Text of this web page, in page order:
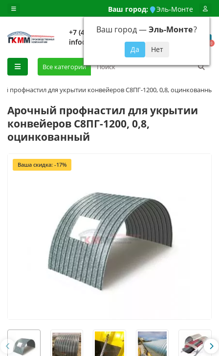
Ваш город: Эль-Монте
Ваш город —Эль-Монте?
+7 (499) 648-92-94
info@evroshtaketnikmoskva.ru
0
Все категории
профнастил для укрытии конвейеров С8ПГ-1200, 0,8, оцинкованный
Арочный профнастил для укрытии
конвейеров С8ПГ-1200, 0,8,
оцинкованный
Ваша скидка: -17%